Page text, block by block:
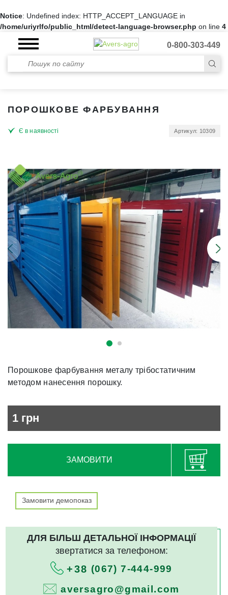
Notice: Undefined index: HTTP_ACCEPT_LANGUAGE in
/home/uriyrlfo/public_html/detect-language-browser.php on line 4
0-800-303-449
ПОРОШКОВЕ ФАРБУВАННЯ
Є в наявності Артикул: 10309
Порошкове фарбування металу трібостатичним
методом нанесення порошку.
1 грн
ЗАМОВИТИ
Замовити демопоказ
ДЛЯ БІЛЬШ ДЕТАЛЬНОЇ ІНФОРМАЦІЇ
звертатися за телефоном:
+38 (067) 7-444-999
aversagro@gmail.com